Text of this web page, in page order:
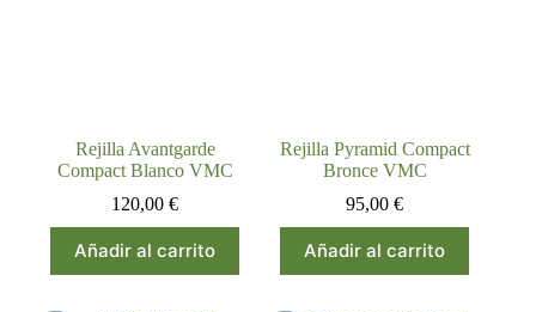
Rejilla Avantgarde
Compact Blanco VMC
120,00€
Añadir al carrito
Rejilla Pyramid Compact
Bronce VMC
95,00€
Añadir al carrito